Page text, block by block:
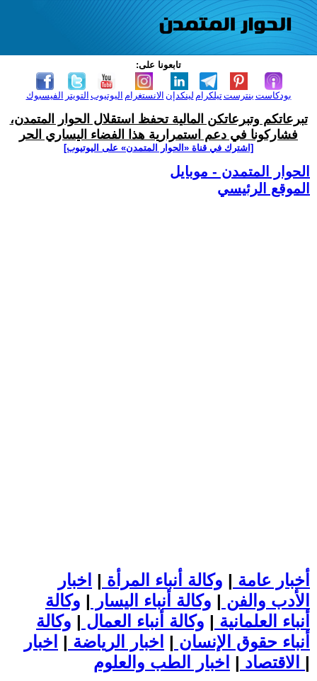
تابعونا على:
الفيسبوك التويتر اليوتيوب الانستغرام لينكدإن تيلكرامبنترست بودكاست
تبرعاتكم وتبرعاتكن المالية تحفظ استقلال الحوار المتمدن،
فشاركونا في دعم استمرارية هذا الفضاء اليساري الحر
[اشترك في قناة ‫«الحوار المتمدن» على اليوتيوب]
الحوار المتمدن - موبايل
الموقع الرئيسي
أخبار عامة | وكالة أنباء المرأة | اخبار
الأدب والفن | وكالة أنباء اليسار | وكالة
أنباء العلمانية | وكالة أنباء العمال | وكالة
أنباء حقوق الإنسان | اخبار الرياضة | اخبار
الاقتصاد | |